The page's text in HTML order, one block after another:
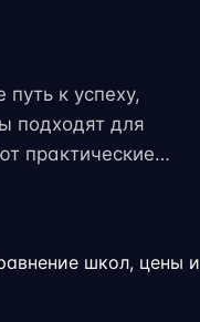
к успеху,
подходят для
практические
Гибкий
с работой,
школ, цены и